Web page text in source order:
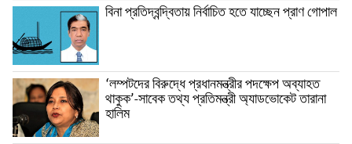
বিনা প্রতিদ্বন্দ্বিতায় নির্বাচিত হতে যাচ্ছেন প্রাণ গোপাল
‘লম্পটদের বিরুদ্ধে প্রধানমন্ত্রীর পদক্ষেপ অব্যাহত
থাকুক’-সাবেক তথ্য প্রতিমন্ত্রী অ্যাডভোকেট তারানা
হালিম